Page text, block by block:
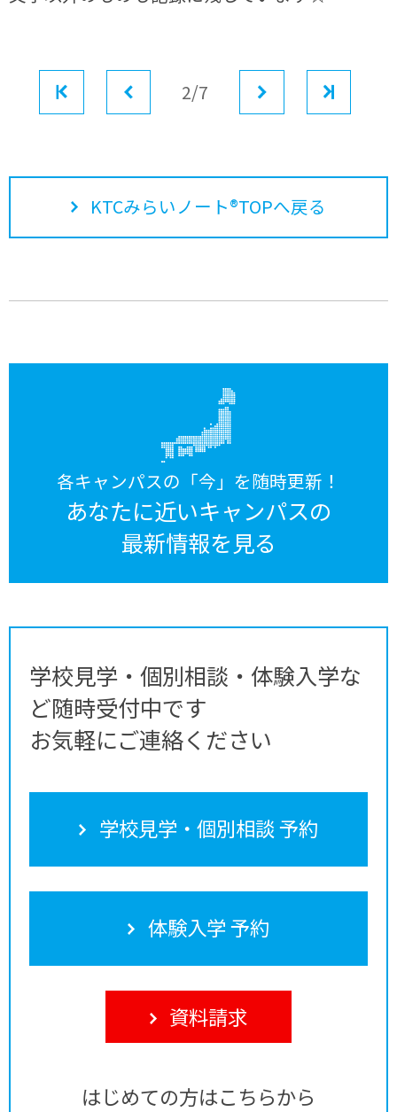
前へ2/7
KTCみらいノート®TOPへ戻る
各キャンパスの「今」を随時更新！
あなたに近いキャンパスの
最新情報を見る
学校見学・個別相談・体験入学な
ど随時受付中です
お気軽にご連絡ください
学校見学・個別相談 予約
体験入学 予約
資料請求
はじめての方はこちらから